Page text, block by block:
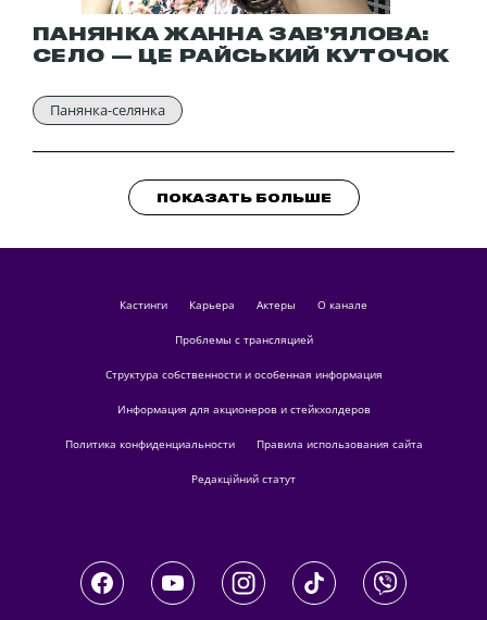
ПАНЯНКА ЖАННА ЗАВ’ЯЛОВА:
СЕЛО — ЦЕ РАЙСЬКИЙ КУТОЧОК
Панянка-селянка
ПОКАЗАТЬ БОЛЬШЕ
кастинги Карьера актеры О канале
Проблемы с трансляцией
Структура собственности и особенная информация
Информация для акционеров и стейкхолдеров
Политика конфиденциальности Правила использования сайта
Редакційний статут